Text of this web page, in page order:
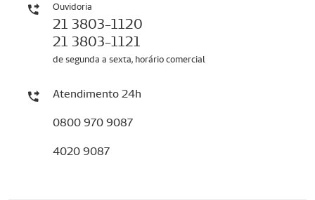
Ouvidoria
21 3803-1120
21 3803-1121
de segunda a sexta, horário comercial
Atendimento 24h
0800 970 9087
4020 9087